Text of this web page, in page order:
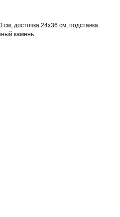
досточка 24х36 см, подставка.
камень